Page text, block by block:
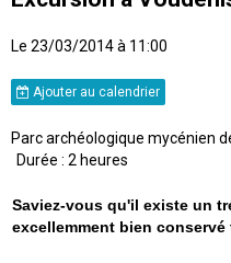
Le 23/03/2014à 11:00
Ajouter au calendrier
Parc archéologique mycénien
Durée : 2 heures
Saviez-vous qu'il existe un
excellemment bien